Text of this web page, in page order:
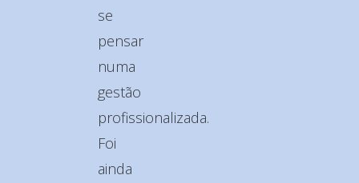
se
pensar
numa
gestão
profissionalizada.
Foi
ainda